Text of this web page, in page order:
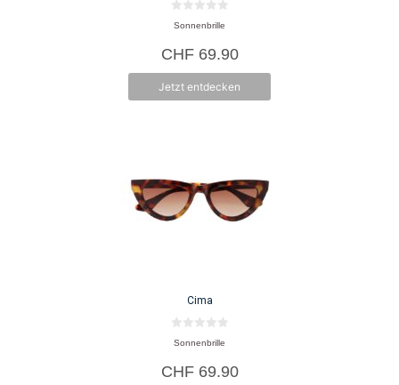
0
v
n
5
Sonnenbrille
CHF69.90
Jetzt entdecken
Cima
0
v
n
5
Sonnenbrille
CHF69.90